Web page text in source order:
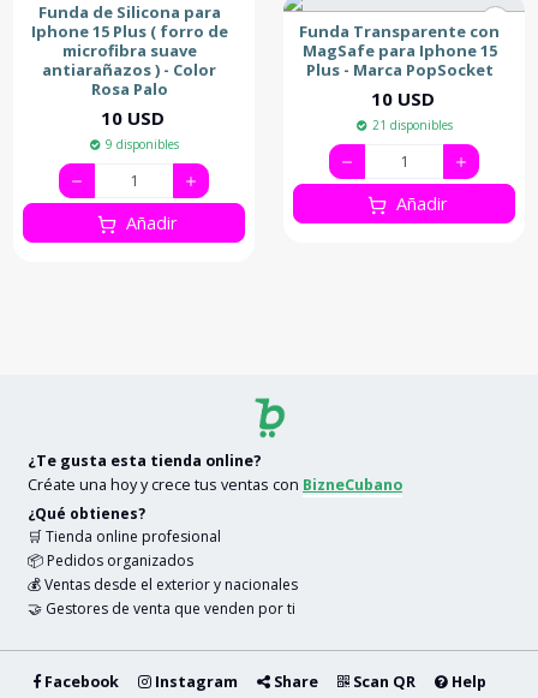
Funda de Silicona para
Iphone 15 Plus ( forro de
microfibra suave
antiarañazos ) - Color
Rosa Palo
10 USD
9 disponibles
Añadir
Funda Transparente con
MagSafe para Iphone 15
Plus - Marca PopSocket
10 USD
21 disponibles
Añadir
¿Te gusta esta tienda online?
Créate una hoy y crece tus ventas con BizneCubano
¿Qué obtienes?
🛒 Tienda online profesional
📦 Pedidos organizados
💰 Ventas desde el exterior y nacionales
🤝 Gestores de venta que venden por ti
Facebook Instagram Share Scan QR Help